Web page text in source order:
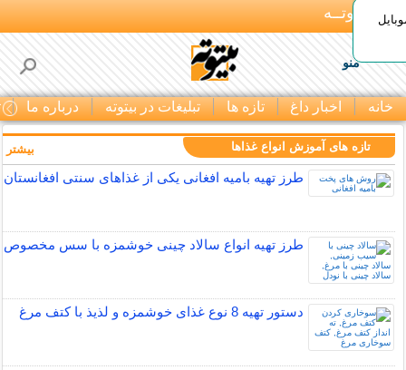
بـیتوتــه
منو
خانه اخبار داغ تازه ها تبلیغات در بیتوته درباره ما
تازه های آموزش انواع غذاها
طرز تهیه بامیه افغانی یکی از غذاهای سنتی افغانستان
طرز تهیه انواع سالاد چینی خوشمزه با سس مخصوص
دستور تهیه 8 نوع غذای خوشمزه و لذیذ با کتف مرغ
بیشتر